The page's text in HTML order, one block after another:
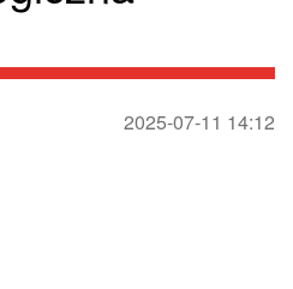
2025-07-11 14:12